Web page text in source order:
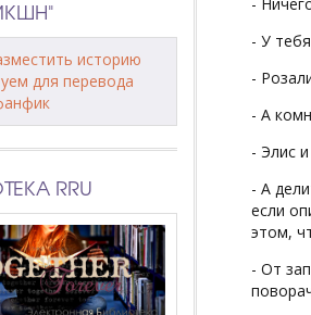
- У
-
- А
- Элис
- А
если
этом,
- От
историю
для перевода
RRU